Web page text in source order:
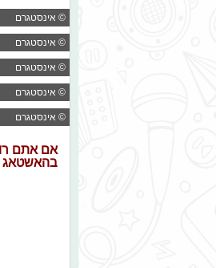
© אינסטגרם
© אינסטגרם
© אינסטגרם
© אינסטגרם
© אינסטגרם
אם אתם
בהאשטאג